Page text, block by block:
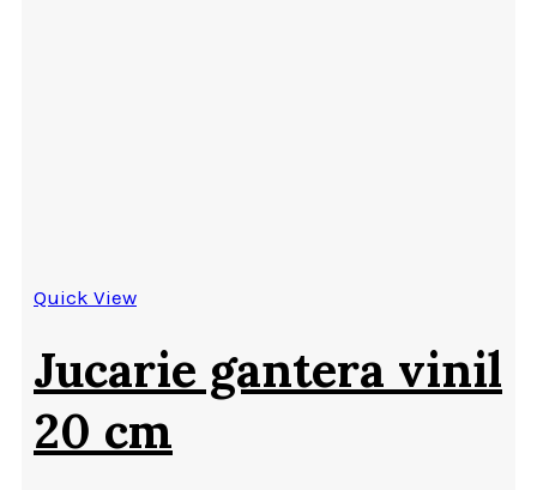
Quick View
Jucarie gantera vinil
20 cm